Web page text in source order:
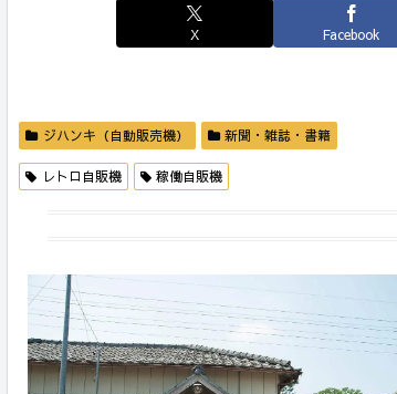
X Facebook
ジハンキ（自動販売機） 新聞・雑誌・書籍
レトロ自販機 稼働自販機